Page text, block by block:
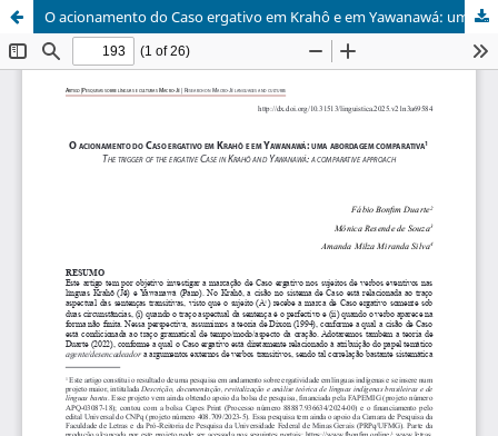
O acionamento do Caso ergativo em Krahô e em Yawanawá: uma abordagem comparativa